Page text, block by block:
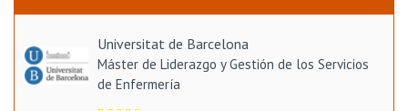
Universitat de Barcelona
Máster de Liderazgo y Gestión de los Servicios
de Enfermería